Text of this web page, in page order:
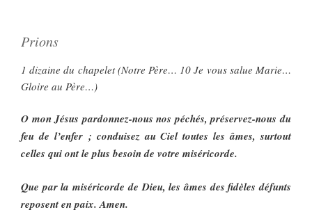
Prions
1 dizaine du chapelet (Notre Père… 10 Je vous salue Marie…
Gloire au Père…)
O mon Jésus pardonnez-nous nos péchés, préservez-nous du
feu de l’enfer ; conduisez au Ciel toutes les âmes, surtout
celles qui ont le plus besoin de votre miséricorde.
Que par la miséricorde de Dieu, les âmes des fidèles défunts
reposent en paix. Amen.